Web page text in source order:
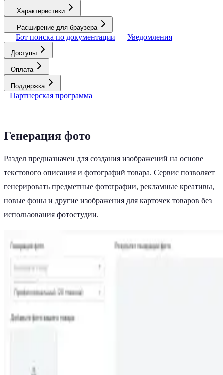
Характеристики
Расширение для браузера
Бот поиска по документации Уведомления
Доступы
Оплата
Поддержка
Партнерская программа
Генерация фото
Раздел предназначен для создания изображений на основе
текстового описания и фотографий товара. Сервис позволяет
генерировать предметные фотографии, рекламные креативы,
новые фоны и другие изображения для карточек товаров без
использования фотостудии.